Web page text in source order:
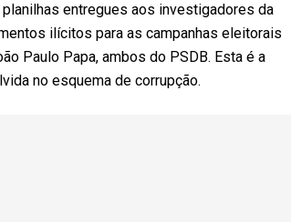
entregues aos investigadores da
ilícitos para as campanhas eleitorais
Paulo Papa, ambos do PSDB. Esta é a
no esquema de corrupção.